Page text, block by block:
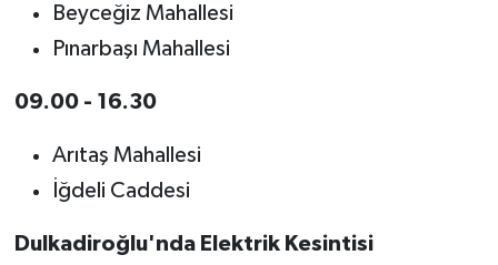
Beyceğiz Mahallesi
Pınarbaşı Mahallesi
09.00 - 16.30
Arıtaş Mahallesi
İğdeli Caddesi
Dulkadiroğlu'nda Elektrik Kesintisi